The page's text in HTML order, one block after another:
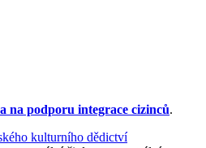
na podporu integrace cizinců.
kulturního dědictví